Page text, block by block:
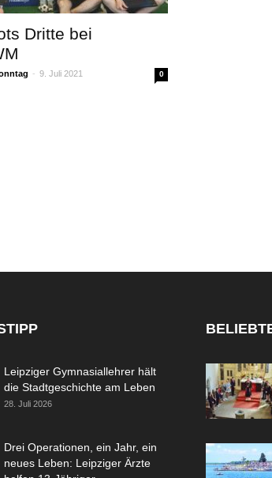
Dritte bei
- 9. Juli 2021 0
Leipziger Gymnasiallehrer hält
die Stadtgeschichte am Leben
28. Juli 2026
Drei Operationen, ein Jahr, ein
neues Leben: Leipziger Ärzte